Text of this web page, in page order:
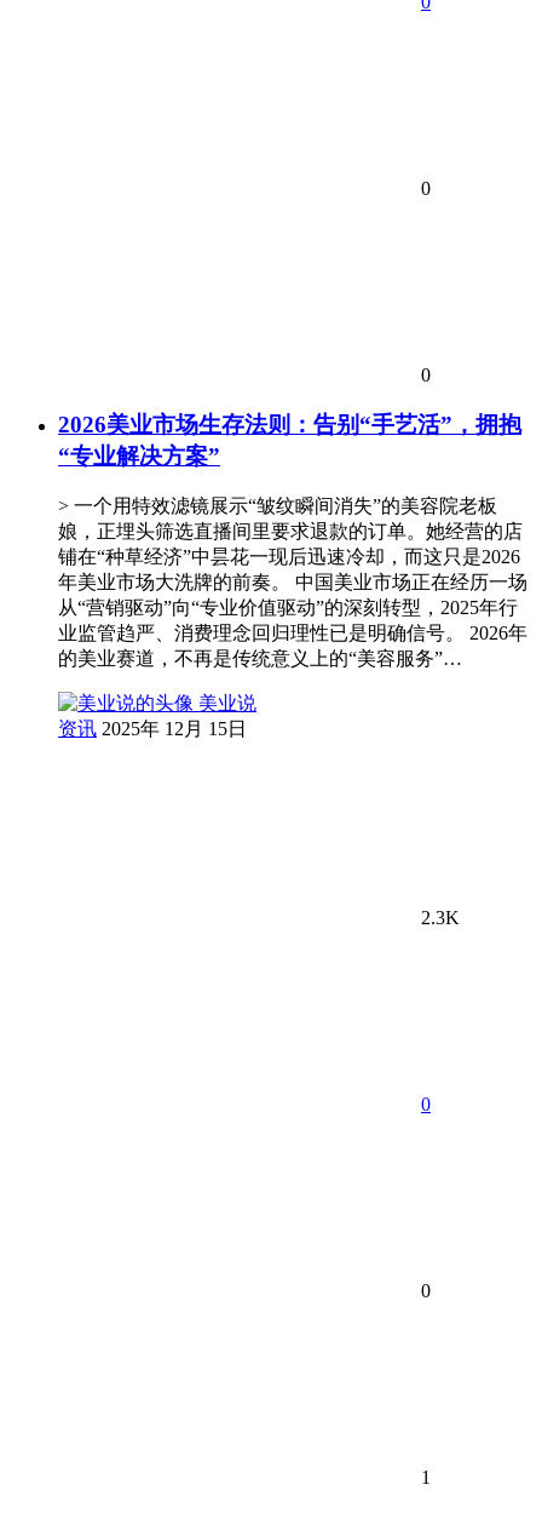
0
0
2026美业市场生存法则：告别“手艺活”，拥抱
“专业解决方案”
> 一个用特效滤镜展示“皱纹瞬间消失”的美容院老板
娘，正埋头筛选直播间里要求退款的订单。她经营的店
铺在“种草经济”中昙花一现后迅速冷却，而这只是2026
年美业市场大洗牌的前奏。 中国美业市场正在经历一场
从“营销驱动”向“专业价值驱动”的深刻转型，2025年行
业监管趋严、消费理念回归理性已是明确信号。 2026年
的美业赛道，不再是传统意义上的“美容服务”…
美业说
资讯 2025年 12月 15日
2.3K
0
0
1